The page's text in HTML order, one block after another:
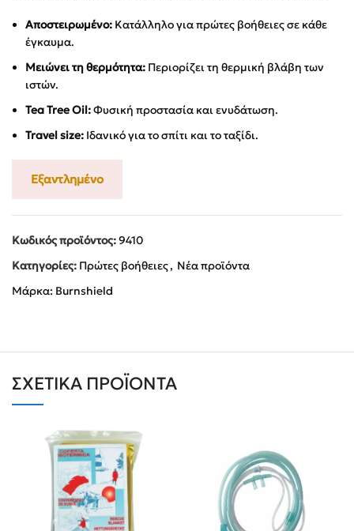
Αποστειρωμένο: Κατάλληλο για πρώτες βοήθειες σε κάθε
έγκαυμα.
Μειώνει τη θερμότητα: Περιορίζει τη θερμική βλάβη των
ιστών.
Tea Tree Oil:Φυσική προστασία και ενυδάτωση.
Travel size: Ιδανικό για το σπίτι και το ταξίδι.
Εξαντλημένο
Κωδικός προϊόντος:9410
Κατηγορίες: Πρώτες βοήθειες, Νέα προϊόντα
Μάρκα: Burnshield
ΣΧΕΤΙΚΆ ΠΡΟΪΌΝΤΑ